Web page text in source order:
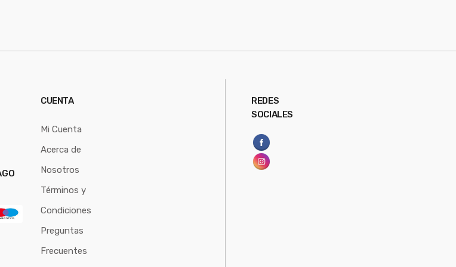
CUENTA
Mi Cuenta
Acerca de
Nosotros
Términos y
Condiciones
Preguntas
Frecuentes
REDES
SOCIALES